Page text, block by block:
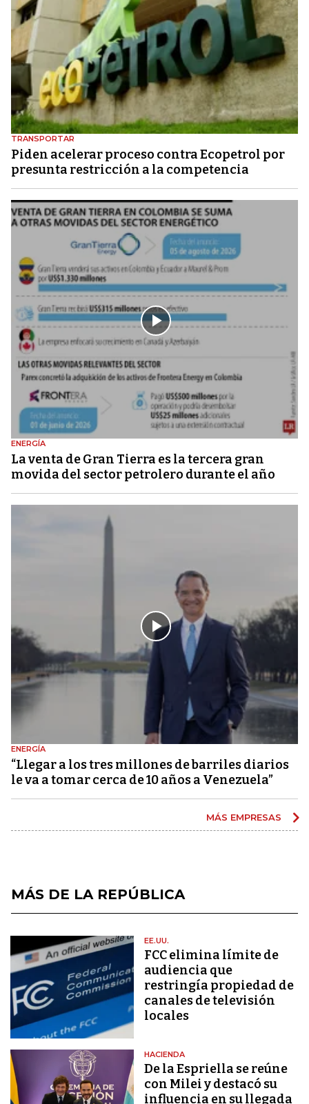
TRANSPORTAR
Piden acelerar proceso contra Ecopetrol por
presunta restricción a la competencia
ENERGÍA
La venta de Gran Tierra es la tercera gran
movida del sector petrolero durante el año
ENERGÍA
“Llegar a los tres millones de barriles diarios
le va a tomar cerca de 10 años a Venezuela”
MÁS EMPRESAS
MÁS DE LA REPÚBLICA
EE.UU.
FCC elimina límite de
audiencia que
restringía propiedad de
canales de televisión
locales
HACIENDA
De la Espriella se reúne
con Milei y destacó su
influencia en su llegada